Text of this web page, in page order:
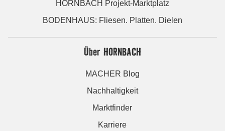
HORNBACH Projekt-Marktplatz
BODENHAUS: Fliesen. Platten. Dielen
Über HORNBACH
MACHER Blog
Nachhaltigkeit
Marktfinder
Karriere